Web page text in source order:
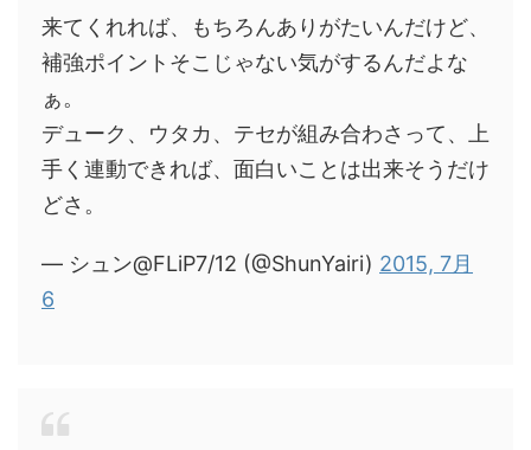
来てくれれば、もちろんありがたいんだけど、
補強ポイントそこじゃない気がするんだよな
ぁ。
デューク、ウタカ、テセが組み合わさって、上
手く連動できれば、面白いことは出来そうだけ
どさ。
— シュン@FLiP7/12 (@ShunYairi) 2015, 7月
6